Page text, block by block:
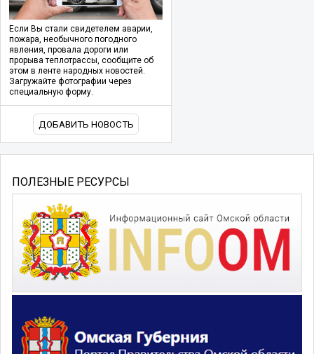
Если Вы стали свидетелем аварии,
пожара, необычного погодного
явления, провала дороги или
прорыва теплотрассы, сообщите об
этом в ленте народных новостей.
Загружайте фотографии через
специальную форму.
ДОБАВИТЬ НОВОСТЬ
ПОЛЕЗНЫЕ РЕСУРСЫ